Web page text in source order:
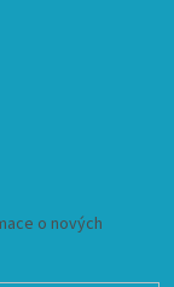
o nových